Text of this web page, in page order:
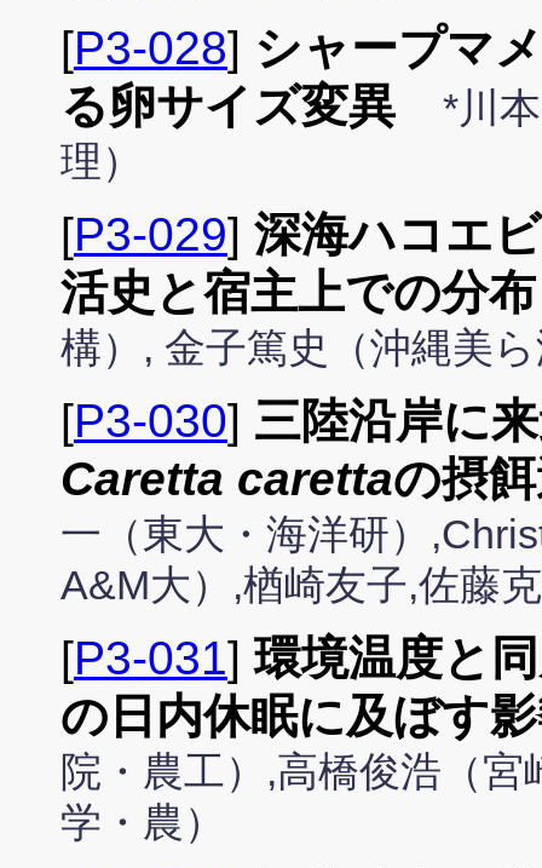
[P3-028] シャープマ
る卵サイズ変異
*川
理）
[P3-029] 深海ハコエ
活史と宿主上での分布
構）, 金子篤史（沖縄美
[P3-030] 三陸沿岸に
Caretta carettaの摂
一（東大・海洋研）
A&M大）,楢崎友子,佐藤
[P3-031]環境温度と
の日内休眠に及ぼす
院・農工）,高橋俊浩（
学・農）